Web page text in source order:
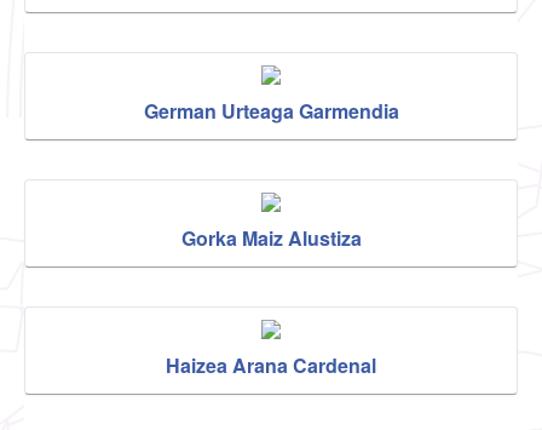
German Urteaga Garmendia
Gorka Maiz Alustiza
Haizea Arana Cardenal